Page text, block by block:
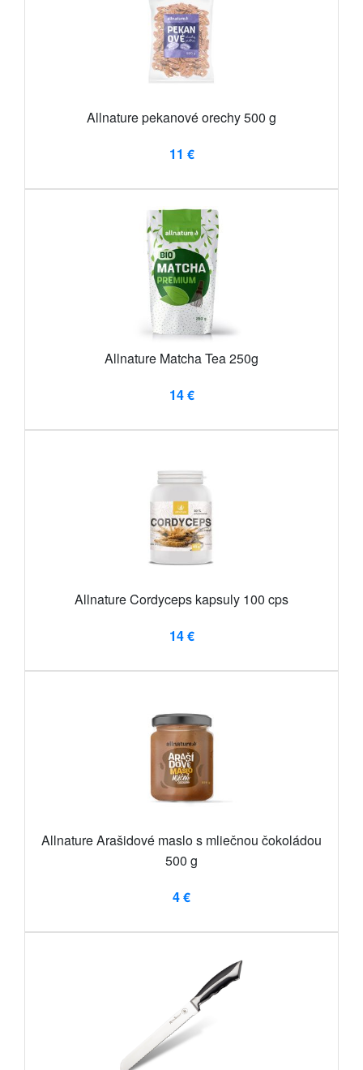
Allnature pekanové orechy 500 g
11 €
Allnature Matcha Tea 250g
14 €
Allnature Cordyceps kapsuly 100 cps
14 €
Allnature Arašidové maslo s mliečnou čokoládou
500 g
4 €